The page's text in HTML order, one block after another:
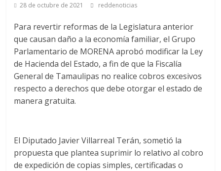
28 de octubre de 2021 reddenoticias
Para revertir reformas de la Legislatura anterior
que causan daño a la economía familiar, el Grupo
Parlamentario de MORENA aprobó modificar la Ley
de Hacienda del Estado, a fin de que la Fiscalía
General de Tamaulipas no realice cobros excesivos
respecto a derechos que debe otorgar el estado de
manera gratuita.
El Diputado Javier Villarreal Terán, sometió la
propuesta que plantea suprimir lo relativo al cobro
de expedición de copias simples, certificadas o